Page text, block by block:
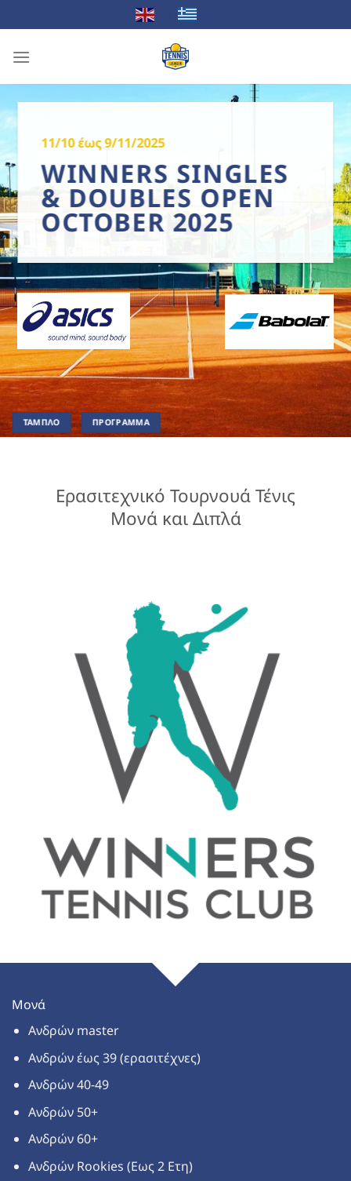
στο
περιεχόμενο
11/10 έως 9/11/2025
WINNERS SINGLES
& DOUBLES OPEN
OCTOBER 2025
ΤΑΜΠΛΟ ΠΡΟΓΡΑΜΜΑ
Ερασιτεχνικό Τουρνουά Τένις
Μονά και Διπλά
Μονά
Ανδρών master
Ανδρών έως 39 (ερασιτέχνες)
Ανδρών 40-49
Ανδρών 50+
Ανδρών 60+
Ανδρών Rookies (Εως 2 Ετη)